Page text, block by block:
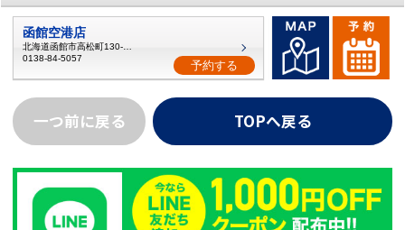
函館空港店
0138-84-5057
予約する
一つ前に戻る TOPへ戻る